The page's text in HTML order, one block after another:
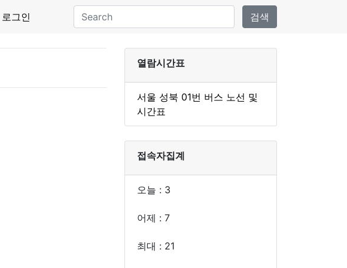
로그인 검색
열람시간표
서울 성북 01번 버스 노선 및
시간표
접속자집계
오늘 : 3
어제 : 7
최대 : 21